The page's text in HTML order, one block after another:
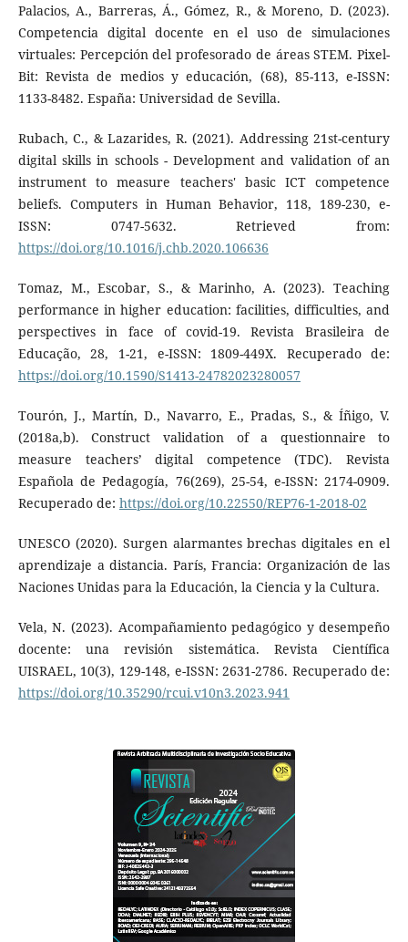
Palacios, A., Barreras, Á., Gómez, R., & Moreno, D. (2023).
Competencia digital docente en el uso de simulaciones
virtuales: Percepción del profesorado de áreas STEM. Pixel-
Bit: Revista de medios y educación, (68), 85-113, e-ISSN:
1133-8482. España: Universidad de Sevilla.
Rubach, C., & Lazarides, R. (2021). Addressing 21st-century
digital skills in schools - Development and validation of an
instrument to measure teachers' basic ICT competence
beliefs. Computers in Human Behavior, 118, 189-230, e-
ISSN: 0747-5632. Retrieved from:
https://doi.org/10.1016/j.chb.2020.106636
Tomaz, M., Escobar, S., & Marinho, A. (2023). Teaching
performance in higher education: facilities, difficulties, and
perspectives in face of covid-19. Revista Brasileira de
Educação, 28, 1-21, e-ISSN: 1809-449X. Recuperado de:
https://doi.org/10.1590/S1413-24782023280057
Tourón, J., Martín, D., Navarro, E., Pradas, S., & Íñigo, V.
(2018a,b). Construct validation of a questionnaire to
measure teachers’ digital competence (TDC). Revista
Española de Pedagogía, 76(269), 25-54, e-ISSN: 2174-0909.
Recuperado de: https://doi.org/10.22550/REP76-1-2018-02
UNESCO (2020). Surgen alarmantes brechas digitales en el
aprendizaje a distancia. París, Francia: Organización de las
Naciones Unidas para la Educación, la Ciencia y la Cultura.
Vela, N. (2023). Acompañamiento pedagógico y desempeño
docente: una revisión sistemática. Revista Científica
UISRAEL, 10(3), 129-148, e-ISSN: 2631-2786. Recuperado de:
https://doi.org/10.35290/rcui.v10n3.2023.941